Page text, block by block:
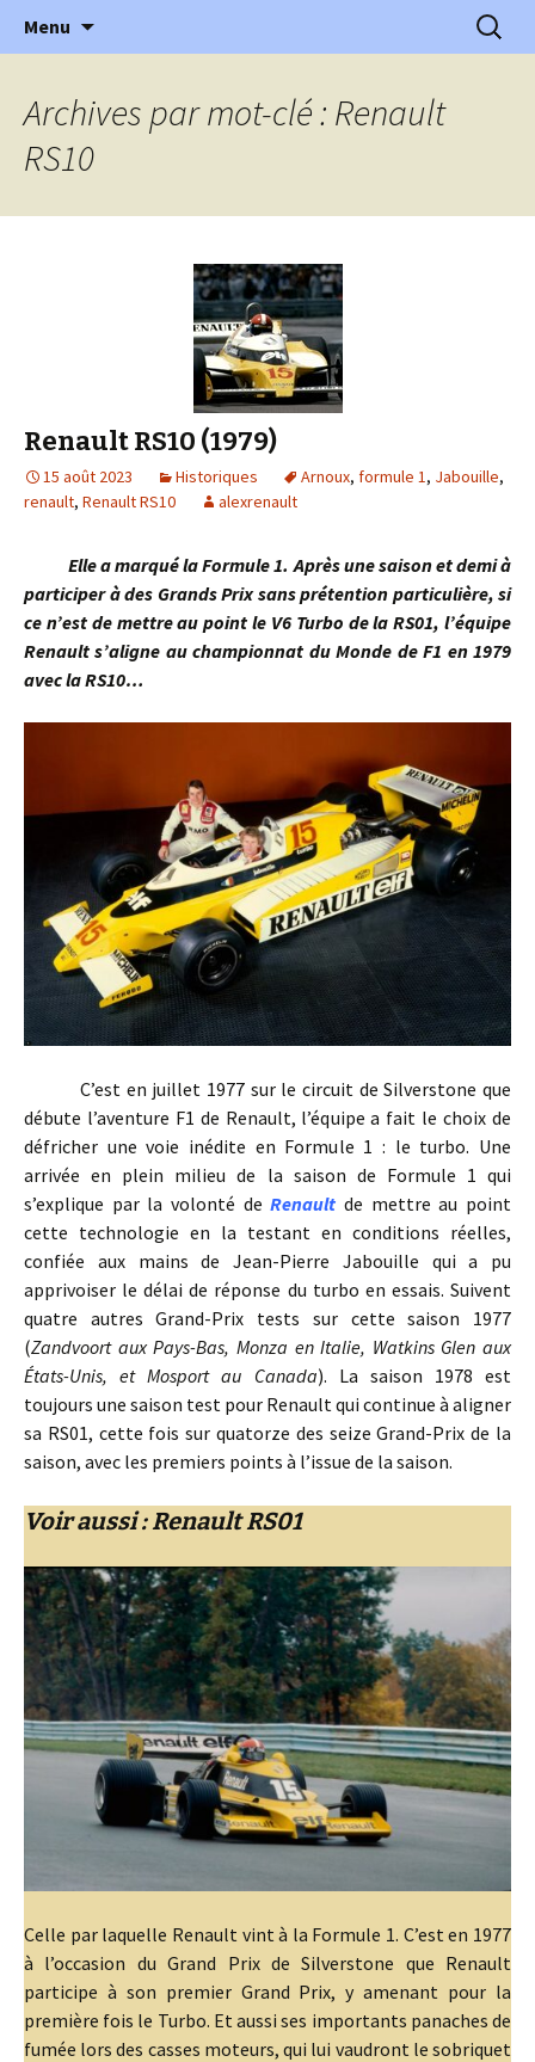
l'Automobile Ancienne
l'automobile ancienne : articles, historiques
…
Menu
Archives par mot-clé : Renault
RS10
Renault RS10 (1979)
15 août 2023 Historiques Arnoux, formule 1, Jabouille,
renault, Renault RS10 alexrenault
Elle a marqué la Formule 1. Après une saison et demi à
participer à des Grands Prix sans prétention particulière, si
ce n’est de mettre au point le V6 Turbo de la RS01, l’équipe
Renault s’aligne au championnat du Monde de F1 en 1979
avec la RS10…
C’est en juillet 1977 sur le circuit de Silverstone que
débute l’aventure F1 de Renault, l’équipe a fait le choix de
défricher une voie inédite en Formule 1 : le turbo. Une
arrivée en plein milieu de la saison de Formule 1 qui
s’explique par la volonté deRenault de mettre au point
cette technologie en la testant en conditions réelles,
confiée aux mains de Jean-Pierre Jabouille qui a pu
apprivoiser le délai de réponse du turbo en essais. Suivent
quatre autres Grand-Prix tests sur cette saison 1977
(Zandvoort aux Pays-Bas, Monza en Italie, Watkins Glen aux
États-Unis, et Mosport au Canada). La saison 1978 est
toujours une saison test pour Renault qui continue à aligner
sa RS01, cette fois sur quatorze des seize Grand-Prix de la
saison, avec les premiers points à l’issue de la saison.
Voir aussi : Renault RS01
Celle par laquelle Renault vint à la Formule 1. C’est en 1977
à l’occasion du Grand Prix de Silverstone que Renault
participe à son premier Grand Prix, y amenant pour la
première fois le Turbo. Et aussi ses importants panaches de
fumée lors des casses moteurs, qui lui vaudront le sobriquet